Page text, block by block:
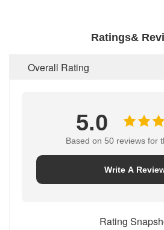
Ratings&
Overall Rating
5.0
Based on 50 reviews for
Write A
Rating